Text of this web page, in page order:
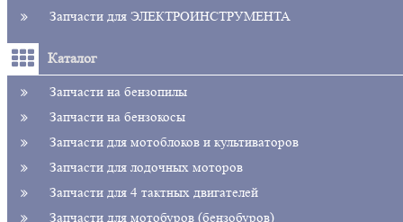
Запчасти для ЭЛЕКТРОИНСТРУМЕНТА
Каталог
Запчасти на бензопилы
Запчасти на бензокосы
Запчасти для мотоблоков и культиваторов
Запчасти для лодочных моторов
Запчасти для 4 тактных двигателей
Запчасти для мотобуров (бензобуров)